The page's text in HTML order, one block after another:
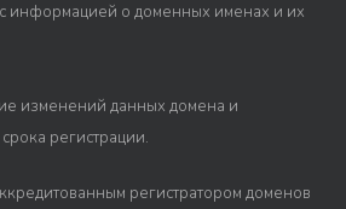
информацией о доменных именах и их
изменений данных домена и
регистрации.
регистратором доменов